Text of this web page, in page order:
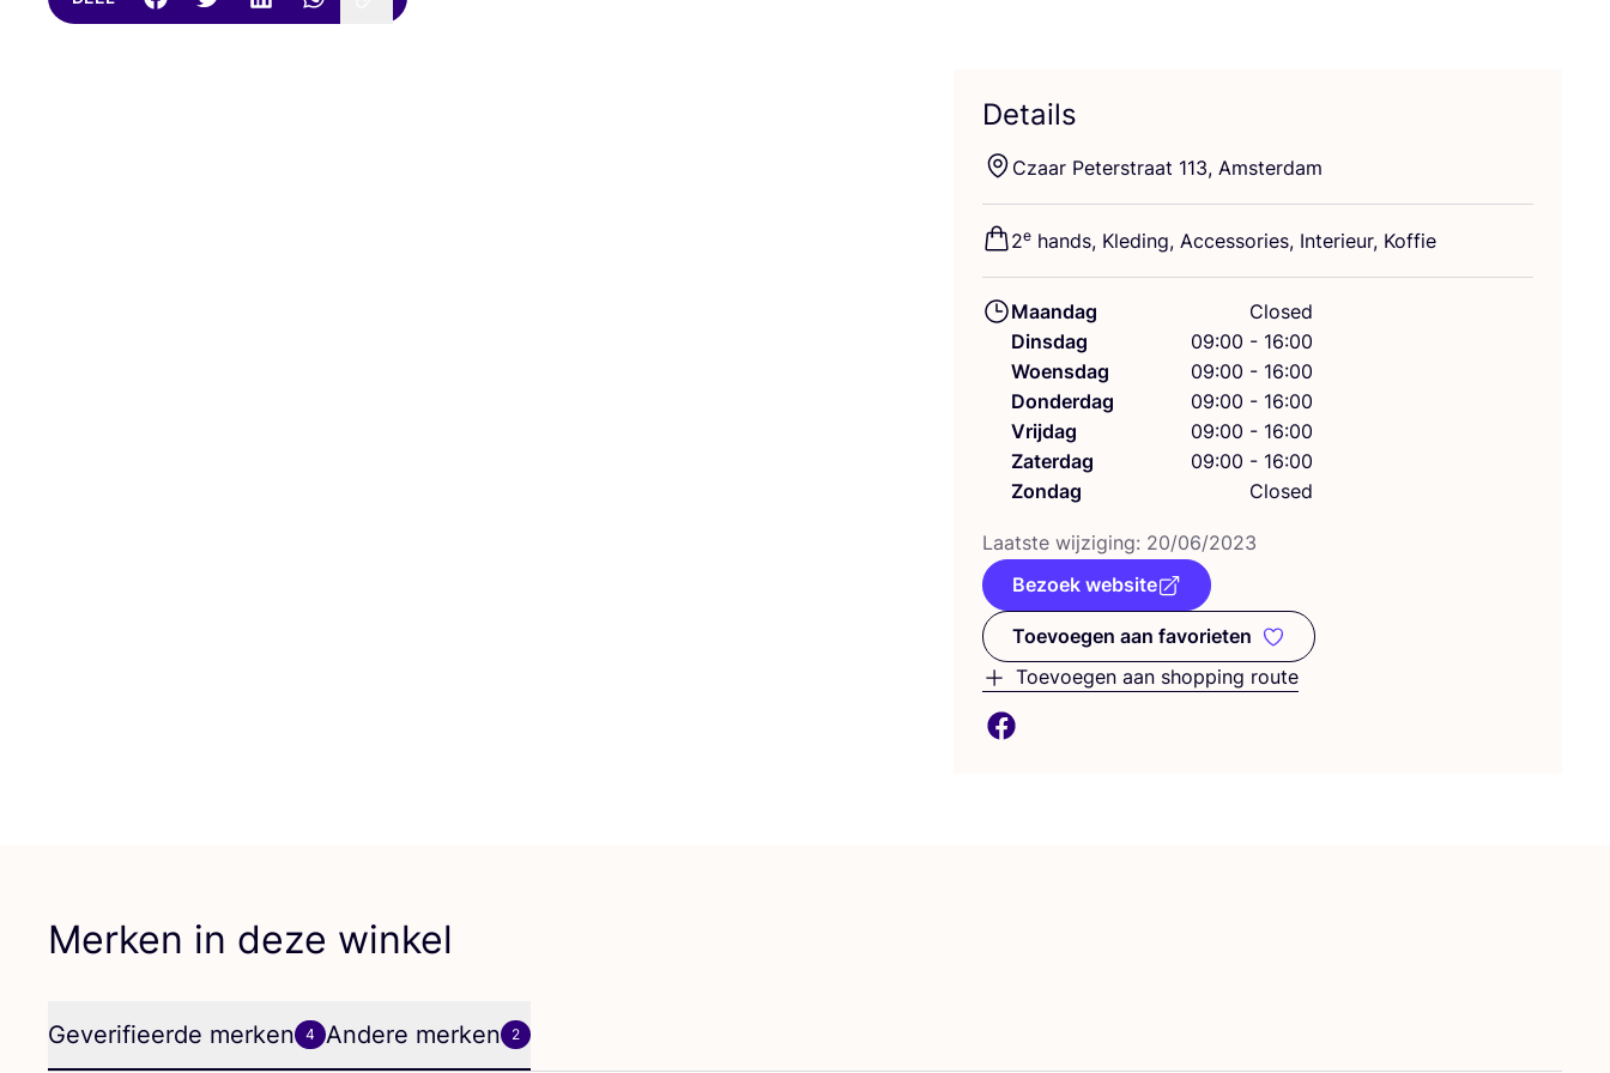
Details
Czaar Peter­straat 113, Amsterdam
2e hands, Kle­ding, Acces­so­ries, Inte­ri­eur, Koffie
Maandag
Closed
Dinsdag
09:00 - 16:00
Woensdag
09:00 - 16:00
Donderdag
09:00 - 16:00
Vrijdag
09:00 - 16:00
Zaterdag
09:00 - 16:00
Zondag
Closed
Laat­ste wij­zi­ging: 20/06/2023
Bezoek website
Toevoegen aan favorieten
Toevoegen aan favorieten
Toevoegen aan shopping route
Merken in deze winkel
Geverifieerde merken 4 Andere merken 2